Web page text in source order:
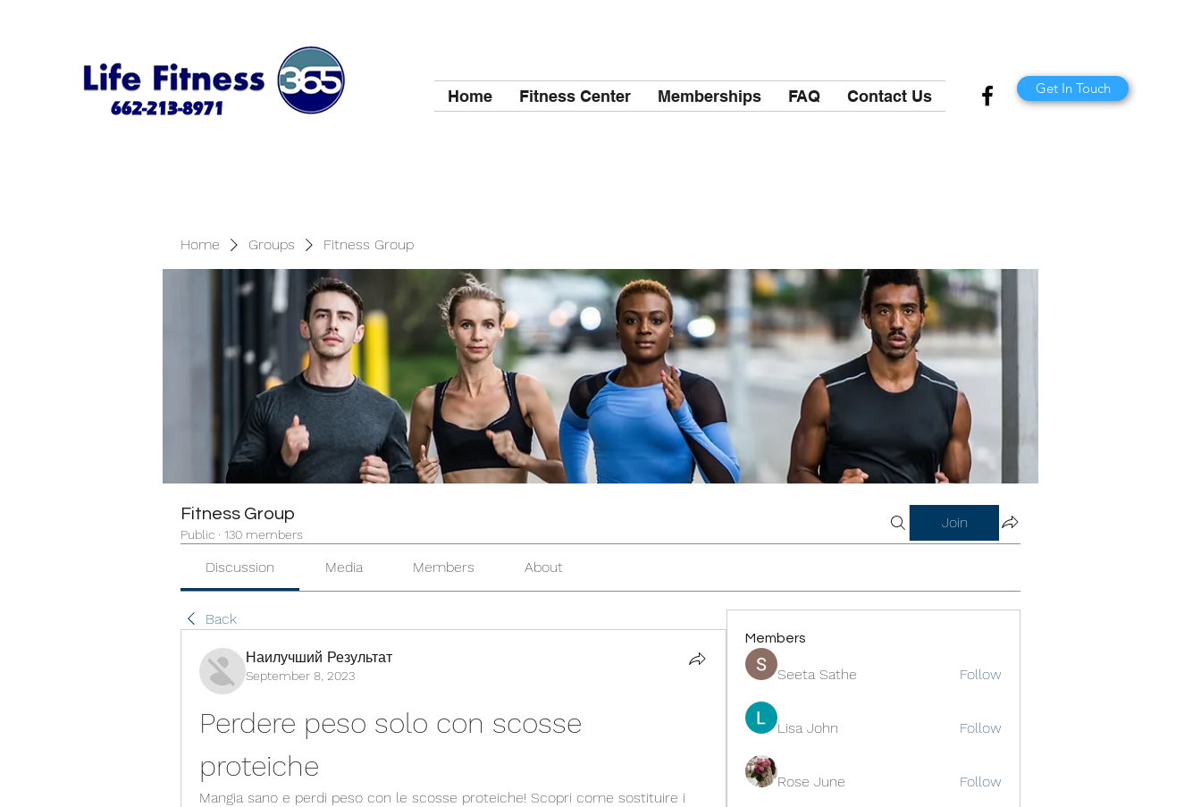
Home Fitness Center Memberships FAQ Contact Us Get In Touch
Home Groups Fitness Group
Fitness Group
Public · 130 members
Join
Discussion Media Members About
Back
Наилучший Результат
September 8, 2023
Perdere peso solo con scosse
proteiche
Mangia sano e perdi peso con le scosse proteiche! Scopri come sostituire i
Members
Seeta Sathe Follow
Lisa John Follow
Rose June Follow